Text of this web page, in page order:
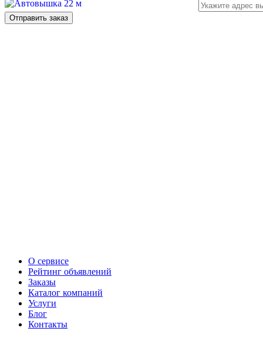
О сервисе
Рейтинг объявлений
Заказы
Каталог компаний
Услуги
Блог
Контакты